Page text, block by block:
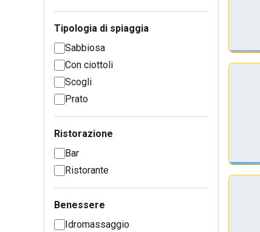
Tipologia di spiaggia
Sabbiosa
Con ciottoli
Scogli
Prato
Ristorazione
Bar
Ristorante
Benessere
Idromassaggio